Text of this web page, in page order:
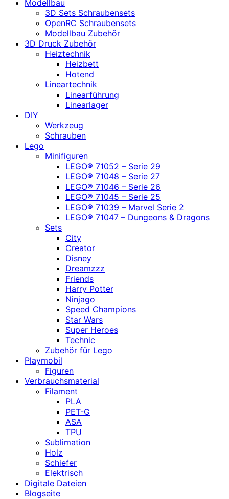
Modellbau
3D Sets Schraubensets
OpenRC Schraubensets
Modellbau Zubehör
3D Druck Zubehör
Heiztechnik
Heizbett
Hotend
Lineartechnik
Linearführung
Linearlager
DIY
Werkzeug
Schrauben
Lego
Minifiguren
LEGO® 71052 – Serie 29
LEGO® 71048 – Serie 27
LEGO® 71046 – Serie 26
LEGO® 71045 – Serie 25
LEGO® 71039 – Marvel Serie 2
LEGO® 71047 – Dungeons & Dragons
Sets
City
Creator
Disney
Dreamzzz
Friends
Harry Potter
Ninjago
Speed Champions
Star Wars
Super Heroes
Technic
Zubehör für Lego
Playmobil
Figuren
Verbrauchsmaterial
Filament
PLA
PET-G
ASA
TPU
Sublimation
Holz
Schiefer
Elektrisch
Digitale Dateien
Blogseite